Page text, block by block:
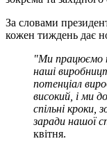
За словами
кожен тиждень дає
"Ми працюємо
наші
потенціал
високий, і ми
спільні
заради нашої
квітня.